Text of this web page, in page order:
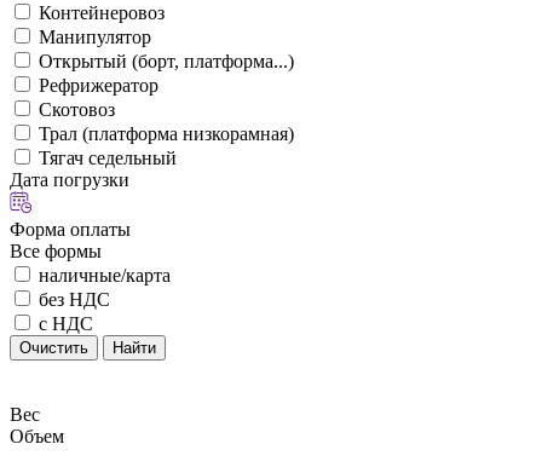
Контейнеровоз
Манипулятор
Открытый (борт, платформа...)
Рефрижератор
Скотовоз
Трал (платформа низкорамная)
Тягач седельный
Дата погрузки
Форма оплаты
Все формы
наличные/карта
без НДС
с НДС
Очистить Найти
Вес
Объем